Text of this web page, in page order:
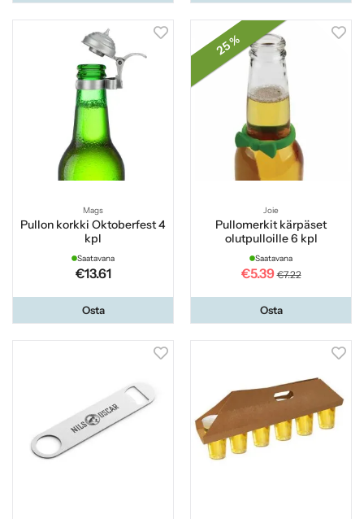
Mags
Pullon korkki Oktoberfest 4
kpl
Saatavana
€13.61
Osta
25 %
Joie
Pullomerkit kärpäset
olutpulloille 6 kpl
Saatavana
€5.39 €7.22
Osta